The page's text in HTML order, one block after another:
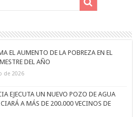
EL AUMENTO DE LA POBREZA EN EL
DEL AÑO
de 2026
EJECUTA UN NUEVO POZO DE AGUA
A MÁS DE 200.000 VECINOS DE